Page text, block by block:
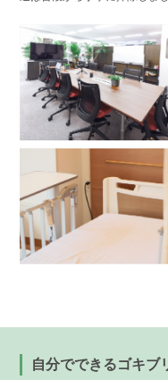
自分でできるゴキブ